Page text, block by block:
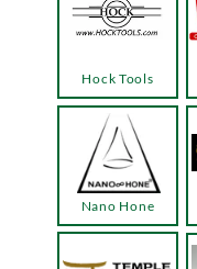
Hock Tools
Nano Hone